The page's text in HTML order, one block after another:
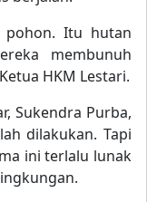
pohon. Itu hutan
membunuh
HKM Lestari.
Sukendra Purba,
dilakukan. Tapi
ini terlalu lunak